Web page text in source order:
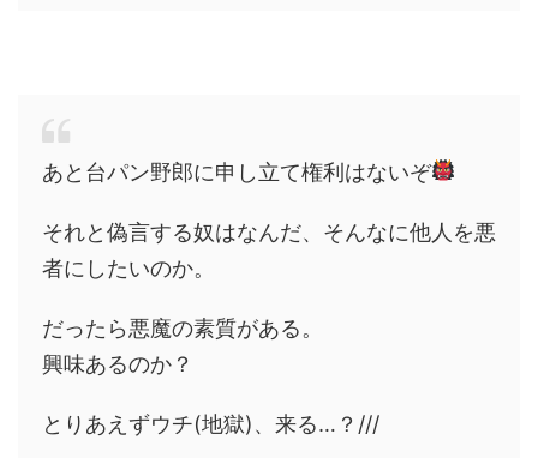
あと台パン野郎に申し立て権利はないぞ
それと偽言する奴はなんだ、そんなに他人を悪
者にしたいのか。
だったら悪魔の素質がある。
興味あるのか？
とりあえずウチ(地獄)、来る…？///